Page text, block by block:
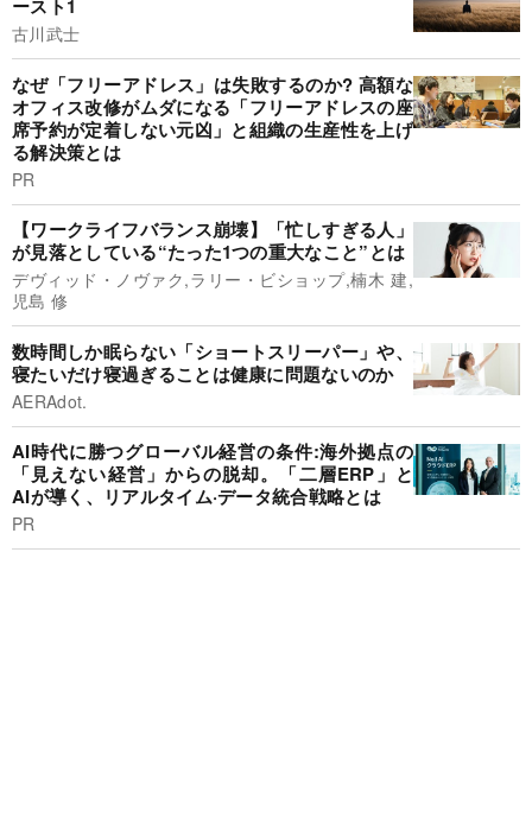
ースト1
古川武士
なぜ「フリーアドレス」は失敗するのか? 高額な
オフィス改修がムダになる「フリーアドレスの座
席予約が定着しない元凶」と組織の生産性を上げ
る解決策とは
PR
【ワークライフバランス崩壊】「忙しすぎる人」
が見落としている“たった1つの重大なこと”とは
デヴィッド・ノヴァク,ラリー・ビショップ,楠木 建,
児島 修
数時間しか眠らない「ショートスリーパー」や、
寝たいだけ寝過ぎることは健康に問題ないのか
AERAdot.
AI時代に勝つグローバル経営の条件:海外拠点の
「見えない経営」からの脱却。「二層ERP」と
AIが導く、リアルタイム·データ統合戦略とは
PR